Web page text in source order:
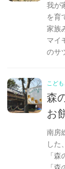
我が
を育
家族
マイ
のサ
こど
森
お
南房
した
「